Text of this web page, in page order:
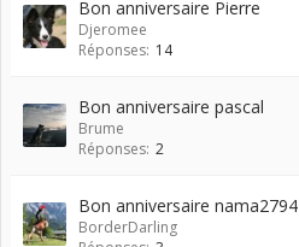
Bon anniversaire Pierre
Djeromee
Réponses: 14
Bon anniversaire pascal
Brume
Réponses: 2
Bon anniversaire nama2794
BorderDarling